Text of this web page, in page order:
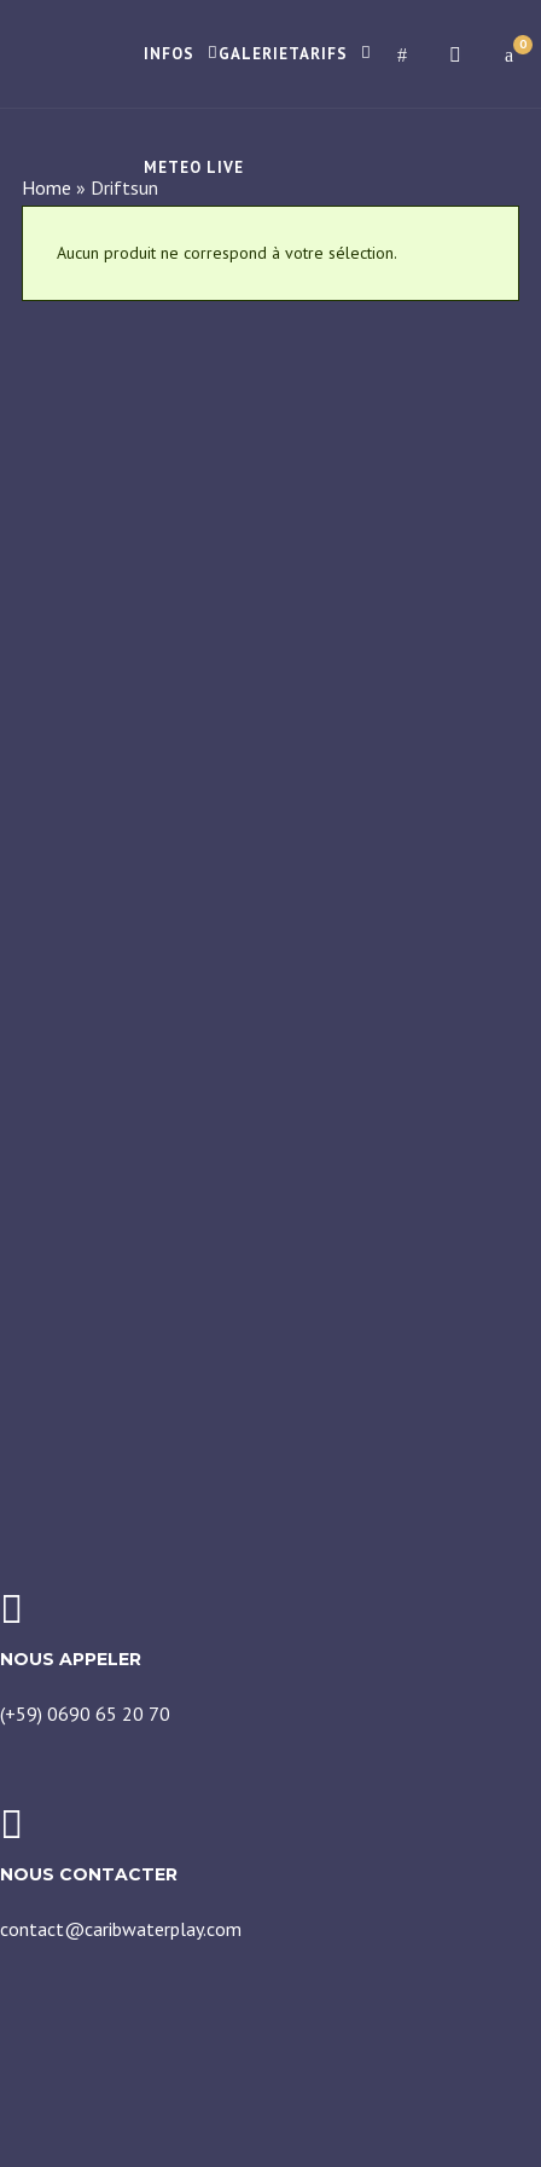
INFOS GALERIETARIFS
METEO LIVE
0
Home » Driftsun
Aucun produit ne correspond à votre sélection.
NOUS APPELER
(+59) 0690 65 20 70
NOUS CONTACTER
contact@caribwaterplay.com